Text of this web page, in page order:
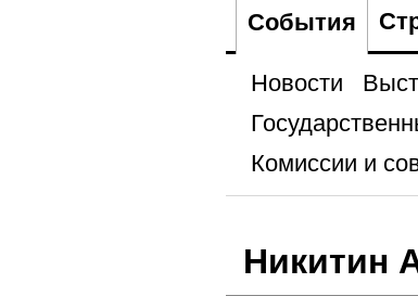
События
Новости
Комиссии и
Никитин